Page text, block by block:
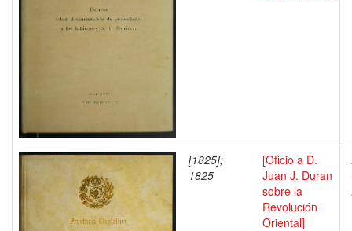
[1825];
1825
[Oficio a D.
Juan J. Duran
sobre la
Revolución
Oriental]